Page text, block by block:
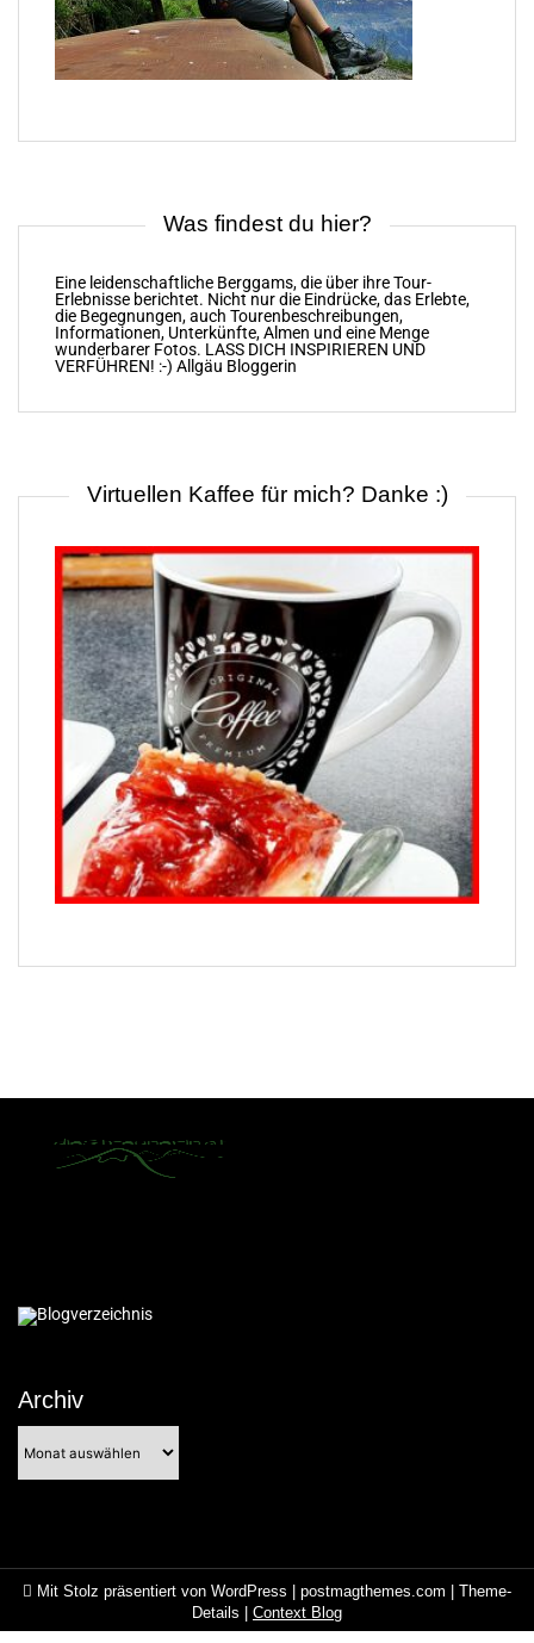
Was findest du hier?
Eine leidenschaftliche Berggams, die über ihre Tour-
Erlebnisse berichtet. Nicht nur die Eindrücke, das Erlebte,
die Begegnungen, auch Tourenbeschreibungen,
Informationen, Unterkünfte, Almen und eine Menge
wunderbarer Fotos. LASS DICH INSPIRIEREN UND
VERFÜHREN! :-) Allgäu Bloggerin
Virtuellen Kaffee für mich? Danke :)
Archiv
Archiv
Mit Stolz präsentiert von WordPress postmagthemes.com
Theme-
Details
Context Blog